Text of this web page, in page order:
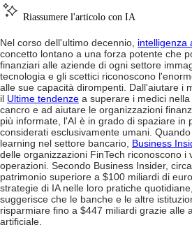
Riassumere l'articolo con IA
Nel corso dell'ultimo decennio, intelligenza
concetto lontano a una forza potente che
finanziari alle aziende di ogni settore
tecnologia e gli scettici riconoscono
alle sue capacità dirompenti. Dall'aiutare i
il Ultime tendenze a superare i medici
cancro e ad aiutare le organizzazioni
più informate, l'AI è in grado di spaziare in
considerati esclusivamente umani.
learning nel settore bancario, Business
delle organizzazioni FinTech riconoscono i
operazioni. Secondo Business Insider,
patrimonio superiore a $100 miliardi di
strategie di IA nelle loro pratiche
suggerisce che le banche e le altre
risparmiare fino a $447 miliardi grazie alle
artificiale.